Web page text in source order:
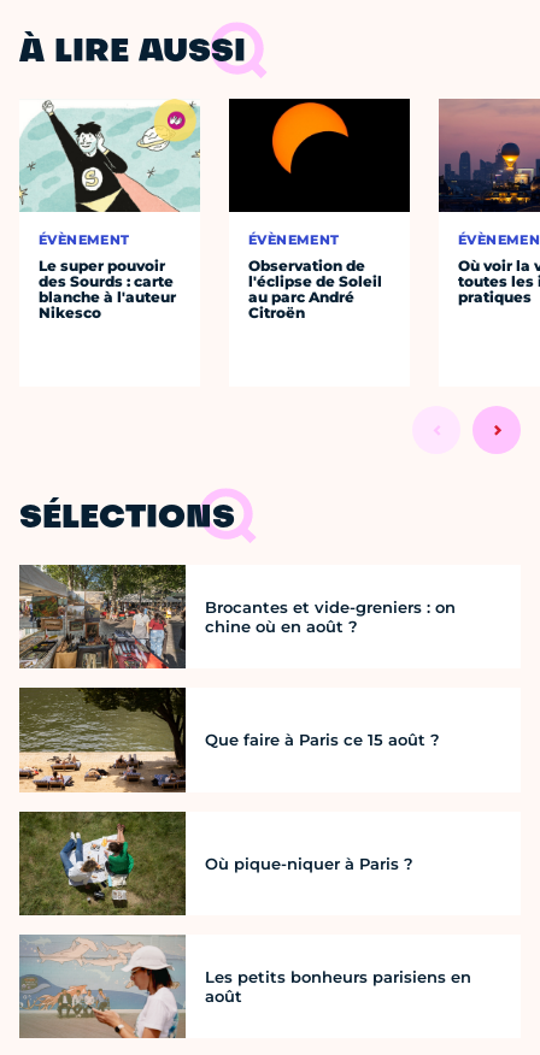
À LIRE AUSSI
ÉVÈNEMENT
Le super pouvoir
des Sourds : carte
blanche à l'auteur
Nikesco
ÉVÈNEMENT
Observation de
l'éclipse de Soleil
au parc André
Citroën
Où voir la
toutes les
pratiques
SÉLECTIONS
Brocantes et vide-greniers : on
chine où en août ?
Que faire à Paris ce 15 août ?
Où pique-niquer à Paris ?
Les petits bonheurs parisiens en
août